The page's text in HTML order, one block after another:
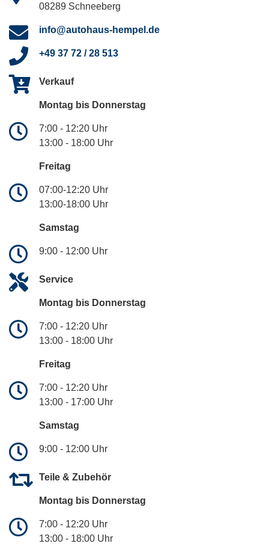
08289 Schneeberg
info@autohaus-hempel.de
+49 37 72 / 28 513
Verkauf
Montag bis Donnerstag
7:00 - 12:20 Uhr
13:00 - 18:00 Uhr
Freitag
07:00-12:20 Uhr
13:00-18:00 Uhr
Samstag
9:00 - 12:00 Uhr
Service
Montag bis Donnerstag
7:00 - 12:20 Uhr
13:00 - 18:00 Uhr
Freitag
7:00 - 12:20 Uhr
13:00 - 17:00 Uhr
Samstag
9:00 - 12:00 Uhr
Teile & Zubehör
Montag bis Donnerstag
7:00 - 12:20 Uhr
13:00 - 18:00 Uhr